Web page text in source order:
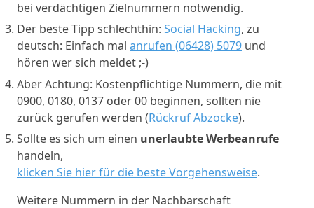
bei verdächtigen Zielnummern notwendig.
Der beste Tipp schlechthin: Social Hacking, zu
deutsch: Einfach mal anrufen (06428) 5079 und
hören wer sich meldet ;-)
Aber Achtung: Kostenpflichtige Nummern, die mit
0900, 0180, 0137 oder 00 beginnen, sollten nie
zurück gerufen werden (Rückruf Abzocke).
Sollte es sich um einen unerlaubte Werbeanrufe
handeln,
klicken Sie hier für die beste Vorgehensweise.
Weitere Nummern in der Nachbarschaft